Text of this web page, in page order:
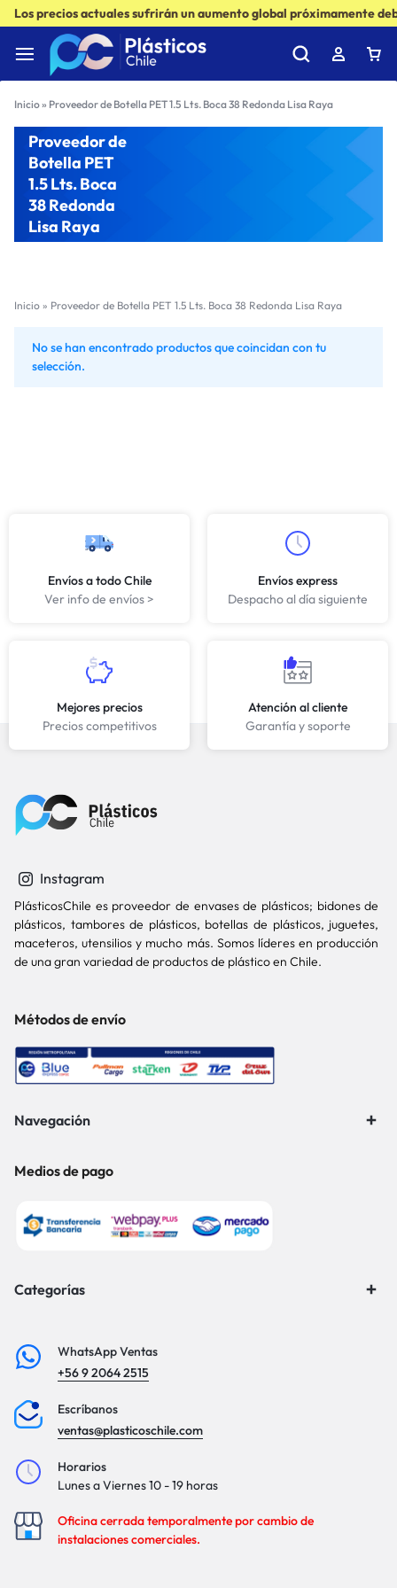
Los precios actuales sufrirán un aumento global próximamente
Inicio» Proveedor de Botella PET 1.5 Lts. Boca 38 Redonda Lisa Raya
Proveedor de
Botella PET
1.5 Lts. Boca
38 Redonda
Lisa Raya
Inicio » Proveedor de Botella PET 1.5 Lts. Boca 38 Redonda Lisa Raya
No se han encontrado productos que coincidan con tu
selección.
Envíos a todo Chile
Ver info de envíos >
Envíos express
Despacho al día siguiente
Mejores precios
Precios competitivos
Atención al cliente
Garantía y soporte
Instagram
PlásticosChile es proveedor de envases de plásticos; bidones de
plásticos, tambores de plásticos, botellas de plásticos, juguetes,
maceteros, utensilios y mucho más. Somos líderes en producción
de una gran variedad de productos de plástico en Chile.
Métodos de envío
Navegación
Medios de pago
Categorías
WhatsApp Ventas
+56 9 2064 2515
Escríbanos
ventas@plasticoschile.com
Horarios
Lunes a Viernes 10 - 19 horas
Oficina cerrada temporalmente por cambio de
instalaciones comerciales.